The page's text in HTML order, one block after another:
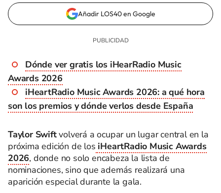
Añadir LOS40 en Google
Dónde ver gratis los iHearRadio Music
Awards 2026
iHeartRadio Music Awards 2026: a qué hora
son los premios y dónde verlos desde España
Taylor Swiftvolverá a ocupar un lugar central en la
próxima edición de los iHeartRadio Music Awards
2026, donde no solo encabeza la lista de
nominaciones, sino que además realizará una
aparición especial durante la gala.